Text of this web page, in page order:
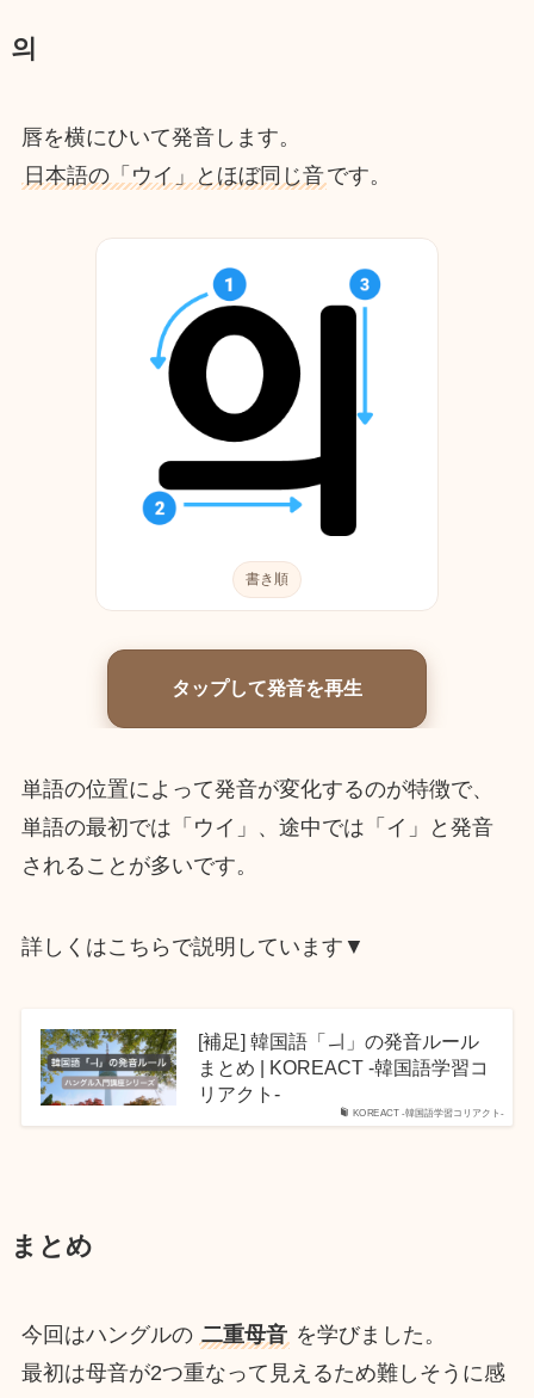
의
唇を横にひいて発音します。
日本語の「ウイ」とほぼ同じ音です。
書き順
タップして発音を再生
単語の位置によって発音が変化するのが特徴で、
単語の最初では「ウイ」、途中では「イ」と発音
されることが多いです。
詳しくはこちらで説明しています▼
KOREACT -韓国語学習コリアクト-
[補足] 韓国語「ㅢ」の発音ルール
まとめ | KOREACT -韓国語学習コ
リアクト-
まとめ
今回はハングルの 二重母音 を学びました。
最初は母音が2つ重なって見えるため難しそうに感